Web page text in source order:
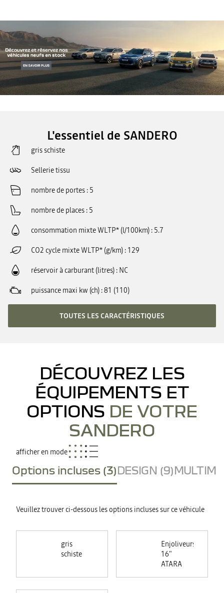
L'essentiel de SANDERO
gris schiste
Sellerie tissu
nombre de portes 5
nombre de places 5
consommation mixte WLTP* (l/100km) 5.7
CO2 cycle mixte WLTP* (g/km) 129
réservoir à carburant (litres) NC
puissance maxi kw (ch) 81 (110)
TOUTES LES CARACTÉRISTIQUES
DÉCOUVREZ LES
ÉQUIPEMENTS ET
OPTIONS DE VOTRE
SANDERO
afficher en mode
Options incluses (3)DESIGN (9)
Veuillez trouver ci-dessous les options incluses sur ce véhicule
gris
schiste
Enjoliveurs
16"
ATARA